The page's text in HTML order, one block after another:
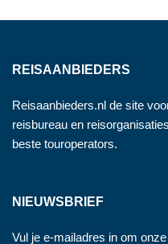
REISAANBIEDERS
Reisaanbieders.nl de site
reisbureau en
beste touroperators.
NIEUWSBRIEF
Vul je e-mailadres in om